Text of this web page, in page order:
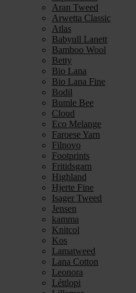
Aran Tweed
Arwetta Classic
Atlas
Babyull Lanett
Bamboo Wool
Betty
Bio Lana
Bio Lana Fine
Bodil
Bumle Bee
Cloud
Eco Melange
Faroese Yarn
Filnovo
Footprints
Fritidsgarn
Highland
Hjerte Fine
Isager Tweed
Jensen
kamma
Knitcol
Kos
Lamatweed
Lana Cotton
Leonora
Léttlopi